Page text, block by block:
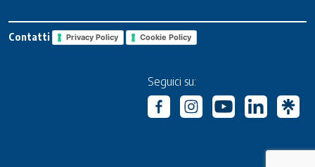
Contatti Privacy Policy Cookie Policy
Seguici su: